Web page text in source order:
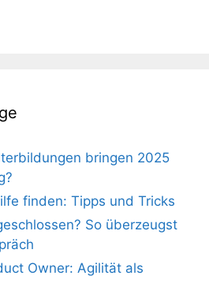
bringen 2025
finden: Tipps und Tricks
So überzeugst
Owner: Agilität als